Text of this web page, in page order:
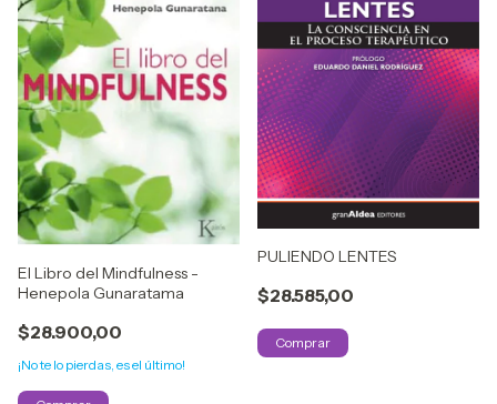
El Libro del Mindfulness -
Henepola Gunaratama
$28.900,00
¡No te lo pierdas, es el último!
PULIENDO LENTES
$28.585,00